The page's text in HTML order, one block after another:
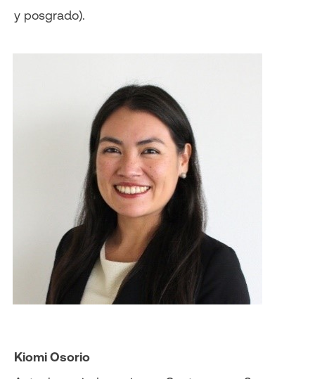
y posgrado).
Kiomi Osorio